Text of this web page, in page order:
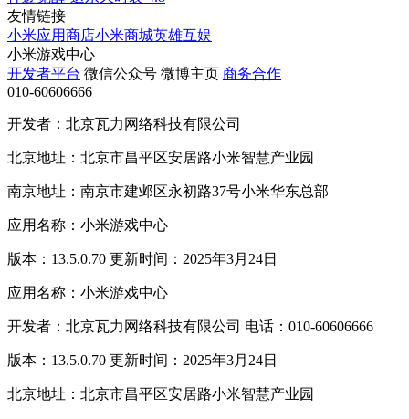
友情链接
小米应用商店小米商城英雄互娱
小米游戏中心
开发者平台 微信公众号 微博主页 商务合作
010-60606666
开发者：北京瓦力网络科技有限公司
北京地址：北京市昌平区安居路小米智慧产业园
南京地址：南京市建邺区永初路37号小米华东总部
应用名称：小米游戏中心
版本：13.5.0.70 更新时间：2025年3月24日
应用名称：小米游戏中心
开发者：北京瓦力网络科技有限公司 电话：010-60606666
版本：13.5.0.70 更新时间：2025年3月24日
北京地址：北京市昌平区安居路小米智慧产业园